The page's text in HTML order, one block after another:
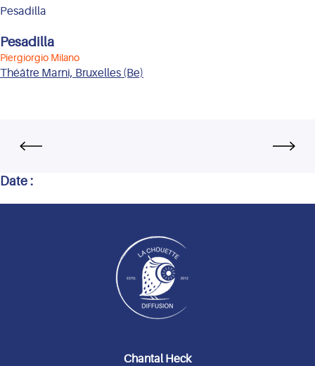
Pesadilla
Pesadilla
Piergiorgio Milano
Théâtre Marni, Bruxelles (Be)
Date :
Chantal Heck